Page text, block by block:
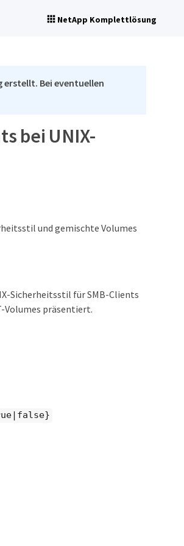
NetApp Komplettlösung
erstellt. Bei eventuellen
bei UNIX-
und gemischte Volumes
Sicherheitsstil für SMB-Clients
Volumes präsentiert.